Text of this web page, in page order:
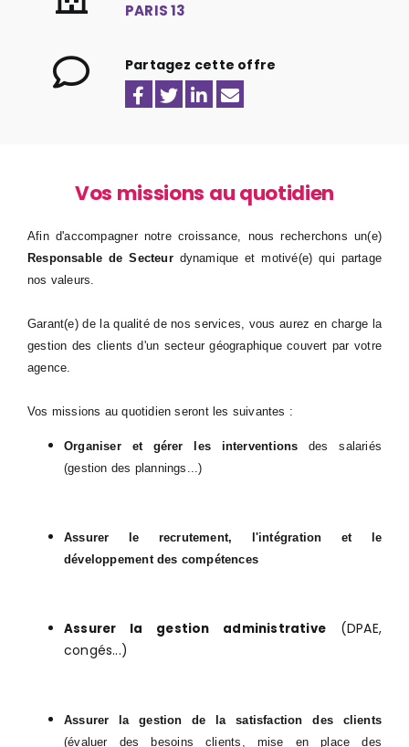
PARIS 13
Partagez cette offre
Vos missions au quotidien
Afin d'accompagner notre croissance, nous recherchons un(e)
Responsable de Secteurdynamique et motivé(e) qui partage
nos valeurs.
Garant(e) de la qualité de nos services, vous aurez en charge la
gestion des clients d'un secteur géographique couvert par votre
agence.
Vos missions au quotidien seront les suivantes :
Organiser et gérer les interventions des salariés
(gestion des plannings...)
Assurer le recrutement, l'intégration et le
développement des compétences
Assurer la gestion administrative (DPAE,
congés...)
Assurer la gestion de la satisfaction des clients
(évaluer des besoins clients, mise en place des